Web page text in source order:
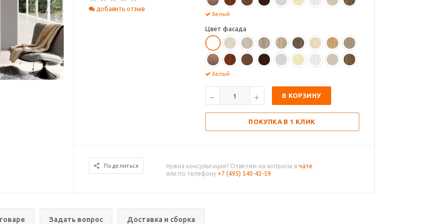
добавить отзыв
Белый
Цвет фасада
Белый
В КОРЗИНУ
ПОКУПКА В 1 КЛИК
Поделиться Нужна консультация? Ответим на вопросы в чате
или по телефону +7 (495) 540-43-59
Задать вопрос Доставка и сборка